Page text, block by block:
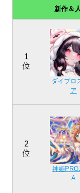
新作＆
1
位
ダイブロ
ア
2
位
神姫
A